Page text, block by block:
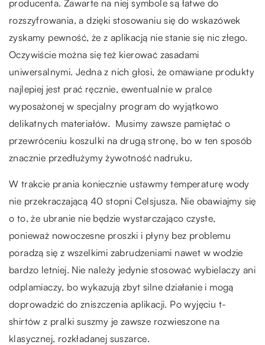
producenta. Zawarte na niej symbole są łatwe do
rozszyfrowania, a dzięki stosowaniu się do wskazówek
zyskamy pewność, że z aplikacją nie stanie się nic złego.
Oczywiście można się też kierować zasadami
uniwersalnymi. Jedna z nich głosi, że omawiane produkty
najlepiej jest prać ręcznie, ewentualnie w pralce
wyposażonej w specjalny program do wyjątkowo
delikatnych materiałów. Musimy zawsze pamiętać o
przewróceniu koszulki na drugą stronę, bo w ten sposób
znacznie przedłużymy żywotność nadruku.
W trakcie prania koniecznie ustawmy temperaturę wody
nie przekraczającą 40 stopni Celsjusza. Nie obawiajmy się
o to, że ubranie nie będzie wystarczająco czyste,
ponieważ nowoczesne proszki i płyny bez problemu
poradzą się z wszelkimi zabrudzeniami nawet w wodzie
bardzo letniej. Nie należy jedynie stosować wybielaczy ani
odplamiaczy, bo wykazują zbyt silne działanie i mogą
doprowadzić do zniszczenia aplikacji. Po wyjęciu t-
shirtów z pralki suszmy je zawsze rozwieszone na
klasycznej, rozkładanej suszarce.